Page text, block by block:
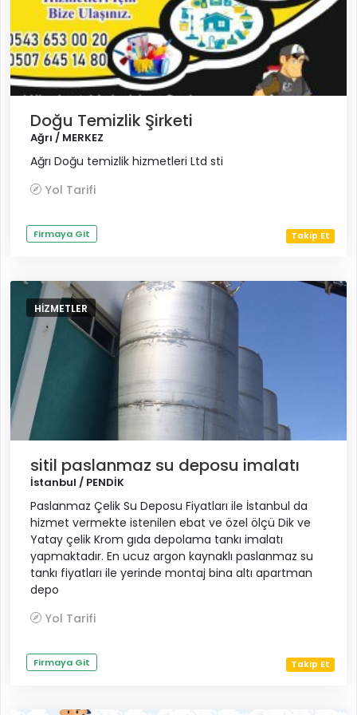
Doğu Temizlik Şirketi
Ağrı / MERKEZ
Ağrı Doğu temizlik hizmetleri Ltd sti
Yol Tarifi
Firmaya Git Takip Et
HIZMETLER
sitil paslanmaz su deposu imalatı
İstanbul / PENDİK
Paslanmaz Çelik Su Deposu Fiyatları ile İstanbul da
hizmet vermekte istenilen ebat ve özel ölçü Dik ve
Yatay çelik Krom gıda depolama tankı imalatı
yapmaktadır. En ucuz argon kaynaklı paslanmaz su
tankı fiyatları ile yerinde montaj bina altı apartman
depo
Yol Tarifi
Firmaya Git Takip Et